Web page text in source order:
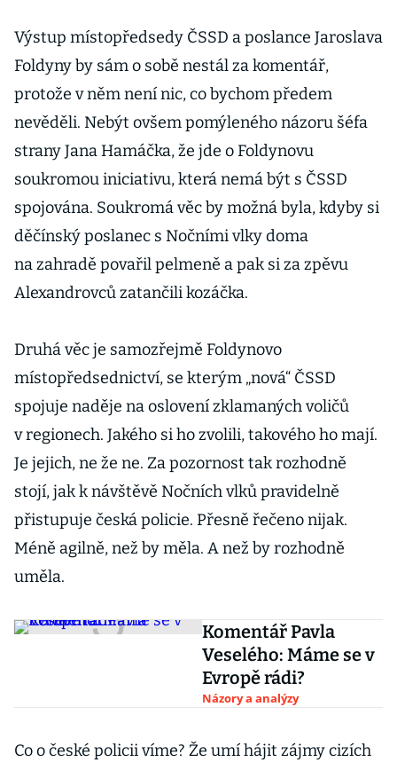
Výstup místopředsedy ČSSD a poslance Jaroslava
Foldyny by sám o sobě nestál za komentář,
protože v něm není nic, co bychom předem
nevěděli. Nebýt ovšem pomýleného názoru šéfa
strany Jana Hamáčka, že jde o Foldynovu
soukromou iniciativu, která nemá být s ČSSD
spojována. Soukromá věc by možná byla, kdyby si
děčínský poslanec s Nočními vlky doma
na zahradě povařil pelmeně a pak si za zpěvu
Alexandrovců zatančili kozáčka.
Druhá věc je samozřejmě Foldynovo
místopředsednictví, se kterým „nová“ ČSSD
spojuje naděje na oslovení zklamaných voličů
v regionech. Jakého si ho zvolili, takového ho mají.
Je jejich, ne že ne. Za pozornost tak rozhodně
stojí, jak k návštěvě Nočních vlků pravidelně
přistupuje česká policie. Přesně řečeno nijak.
Méně agilně, než by měla. A než by rozhodně
uměla.
Komentář Pavla
Veselého: Máme se v
Evropě rádi?
Názory a analýzy
Co o české policii víme? Že umí hájit zájmy cizích